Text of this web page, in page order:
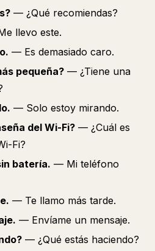
— ¿Qué recomiendas?
llevo este.
— Es demasiado caro.
pequeña? — ¿Tiene una
— Solo estoy mirando.
del Wi-Fi? — ¿Cuál es
Fi?
batería. — Mi teléfono
— Te llamo más tarde.
— Envíame un mensaje.
— ¿Qué estás haciendo?